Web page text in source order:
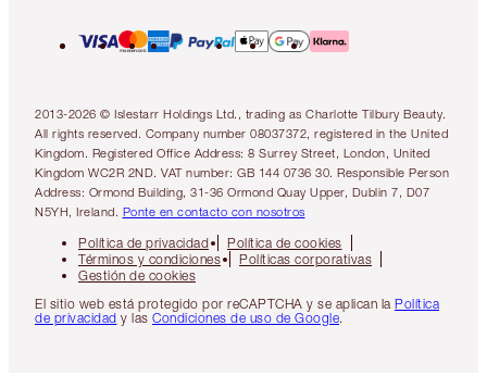
2013-2026 © Islestarr Holdings Ltd., trading as Charlotte Tilbury Beauty.
All rights reserved. Company number 08037372, registered in the United
Kingdom. Registered Office Address: 8 Surrey Street, London, United
Kingdom WC2R 2ND. VAT number: GB 144 0736 30. Responsible Person
Address: Ormond Building, 31-36 Ormond Quay Upper, Dublin 7, D07
N5YH, Ireland. Ponte en contacto con nosotros
Política de privacidad
Política de cookies
Términos y condiciones
Políticas corporativas
Gestión de cookies
El sitio web está protegido por reCAPTCHA y se aplican la Política
de privacidad y las Condiciones de uso de Google.